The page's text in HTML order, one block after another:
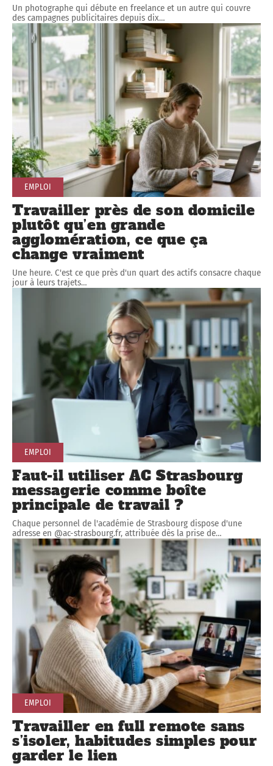
Un photographe qui débute en freelance et un autre qui couvre
des campagnes publicitaires depuis dix…
EMPLOI
Travailler près de son domicile
plutôt qu’en grande
agglomération, ce que ça
change vraiment
Une heure. C'est ce que près d'un quart des actifs consacre chaque
jour à leurs trajets…
EMPLOI
Faut-il utiliser AC Strasbourg
messagerie comme boîte
principale de travail ?
Chaque personnel de l'académie de Strasbourg dispose d'une
adresse en @ac-strasbourg.fr, attribuée dès la prise de…
EMPLOI
Travailler en full remote sans
s’isoler, habitudes simples pour
garder le lien